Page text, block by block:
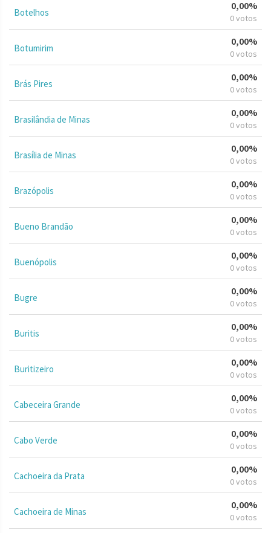
Botelhos
0,00%
0 votos
Botumirim
0,00%
0 votos
Brás Pires
0,00%
0 votos
Brasilândia de Minas
0,00%
0 votos
Brasília de Minas
0,00%
0 votos
Brazópolis
0,00%
0 votos
Bueno Brandão
0,00%
0 votos
Buenópolis
0,00%
0 votos
Bugre
0,00%
0 votos
Buritis
0,00%
0 votos
Buritizeiro
0,00%
0 votos
Cabeceira Grande
0,00%
0 votos
Cabo Verde
0,00%
0 votos
Cachoeira da Prata
0,00%
0 votos
Cachoeira de Minas
0,00%
0 votos